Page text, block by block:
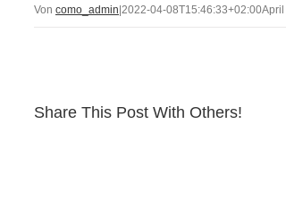
Von como_admin 2022-04-08T15:46:33+02:00April
Share This Post With Others!